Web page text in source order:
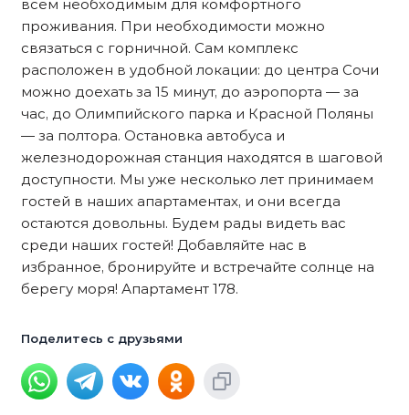
всем необходимым для комфортного
проживания. При необходимости можно
связаться с горничной. Сам комплекс
расположен в удобной локации: до центра Сочи
можно доехать за 15 минут, до аэропорта — за
час, до Олимпийского парка и Красной Поляны
— за полтора. Остановка автобуса и
железнодорожная станция находятся в шаговой
доступности. Мы уже несколько лет принимаем
гостей в наших апартаментах, и они всегда
остаются довольны. Будем рады видеть вас
среди наших гостей! Добавляйте нас в
избранное, бронируйте и встречайте солнце на
берегу моря! Апартамент 178.
Поделитесь с друзьями